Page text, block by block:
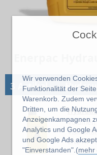
Wir verwenden
Funktionalität der
Warenkorb. Zudem
Dritten, um die
Anzeigenkampagnen
Analytics und Google
und Google Ads
"Einverstanden".(mehr
3 Artikel→
ENE-